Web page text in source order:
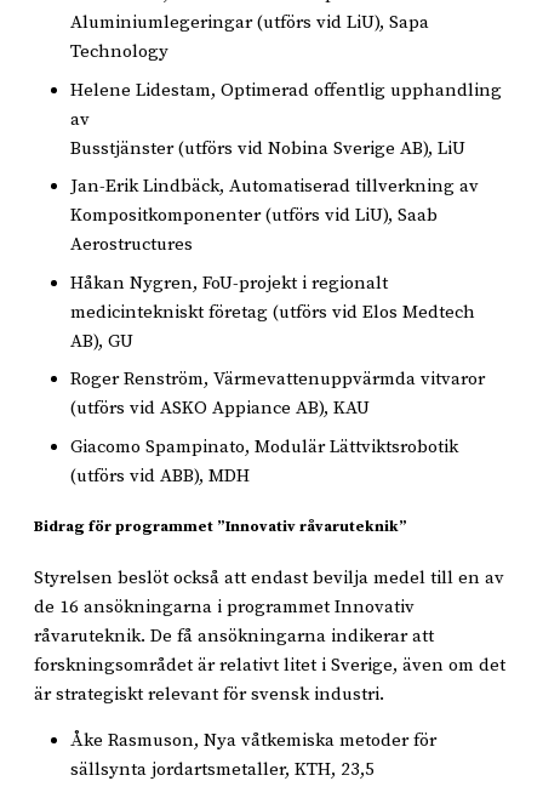
Aluminiumlegeringar (utförs vid LiU), Sapa
Technology
Helene Lidestam, Optimerad offentlig upphandling
av
Busstjänster (utförs vid Nobina Sverige AB), LiU
Jan-Erik Lindbäck, Automatiserad tillverkning av
Kompositkomponenter (utförs vid LiU), Saab
Aerostructures
Håkan Nygren, FoU-projekt i regionalt
medicintekniskt företag (utförs vid Elos Medtech
AB), GU
Roger Renström, Värmevattenuppvärmda vitvaror
(utförs vid ASKO Appiance AB), KAU
Giacomo Spampinato, Modulär Lättviktsrobotik
(utförs vid ABB), MDH
Bidrag för programmet ”Innovativ råvaruteknik”
Styrelsen beslöt också att endast bevilja medel till en av
de 16 ansökningarna i programmet Innovativ
råvaruteknik. De få ansökningarna indikerar att
forskningsområdet är relativt litet i Sverige, även om det
är strategiskt relevant för svensk industri.
Åke Rasmuson, Nya våtkemiska metoder för
sällsynta jordartsmetaller, KTH, 23,5